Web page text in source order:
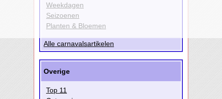
Weekdagen
Seizoenen
Planten & Bloemen
Alle carnavalsartikelen
Overige
Top 11